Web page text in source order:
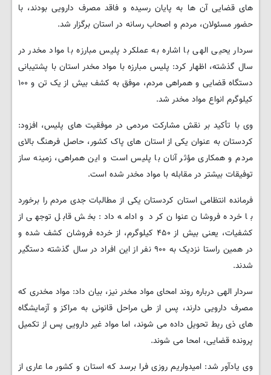
های قضایی آن ها به پایان رسیده و فاقد مصرف دارویی بودند، با
حضور مسئولان، مردم و اصحاب رسانه در استان برگزار شد.
سردار یحیی الهی با اشاره به عملکرد پلیس مبارزه با مواد مخدر در
سال گذشته، اظهار کرد: پلیس مبارزه با مواد مخدر استان با پشتیبانی
دستگاه قضایی و همراهی مردم، موفق به کشف بیش از یک تن و ۱۰۰
کیلوگرم انواع مواد مخدر شد.
وی با تأکید بر نقش مشارکت مردمی در موفقیت های پلیس، افزود:
کردستان به عنوان یکی از استان های پاک کشور، حاصل فرهنگ بالای
مردم و همکاری مؤثر آنان با پلیس است و این همراهی، زمینه ساز
توفیقات بیشتر در مقابله با مواد مخدر شده است.
فرمانده انتظامی استان کردستان یکی از مطالبات جدی مردم را برخورد
با خرده فروشان عنوان کرد و ادامه داد: بخش قابل توجهی از
کشفیات، یعنی بیش از ۴۵۰ کیلوگرم، از خرده فروشان کشف شده و
در همین راستا نزدیک به ۹۰۰ نفر از این افراد در سال گذشته دستگیر
شدند.
سردار الهی درباره روند امحای مواد مخدر نیز، بیان داد: مواد مخدری که
مصرف دارویی دارند، پس از طی مراحل قانونی به مراکز و آزمایشگاه
های ذی ربط تحویل داده می شوند، اما مواد غیر دارویی پس از تکمیل
پرونده قضایی، امحا می شوند.
وی یادآور شد: امیدواریم روزی فرا برسد که استان و کشور ما عاری از